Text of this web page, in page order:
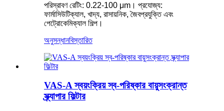
পরিস্রাবণ রেটিং: 0.22-100 μm। প্রযোজ্য:
ফার্মাসিউটিক্যাল, খাদ্য, রাসায়নিক, জৈবপ্রযুক্তি এবং
পেট্রোকেমিক্যাল শিল্প।
অনুসন্ধানবিস্তারিত
VAS-A স্বয়ংক্রিয় স্ব-পরিষ্কার বায়ুসংক্রান্ত
স্ক্র্যাপার ফিল্টার